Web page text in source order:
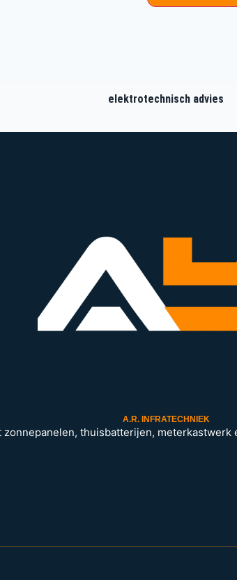
elektrotechnisch advies
A.R. INFRATECHNIEK
thuisbatterijen,